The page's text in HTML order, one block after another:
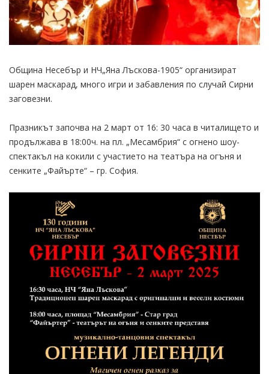
Община Несебър и НЧ„Яна Лъскова-1905“ организират
шарен маскарад, много игри и забавления по случай Сирни
заговезни.
Празникът започва на 2 март от 16: 30 часа в читалището и
продължава в 18:00ч. на пл. „Месамбрия“ с огнено шоу-
спектакъл на кокили с участието на театъра на огъня и
сенките „Файърте“ – гр. София.